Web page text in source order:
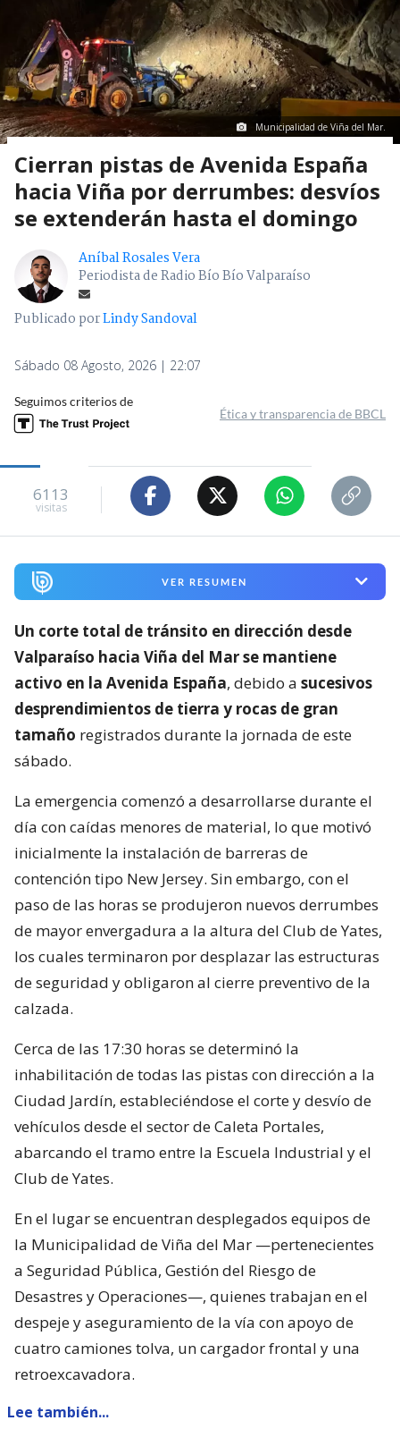
Municipalidad de Viña del Mar.
Cierran pistas de Avenida España
hacia Viña por derrumbes: desvíos
se extenderán hasta el domingo
Aníbal Rosales Vera
Periodista de Radio Bío Bío Valparaíso
Publicado porLindy Sandoval
Sábado 08 Agosto, 2026 | 22:07
Seguimos criterios de
Ética y transparencia de BBCL
6113
visitas
VER RESUMEN
Un corte total de tránsito en dirección desde
Valparaíso hacia Viña del Mar se mantiene
activo en la Avenida España, debido a sucesivos
desprendimientos de tierra y rocas de gran
tamaño registrados durante la jornada de este
sábado.
La emergencia comenzó a desarrollarse durante el
día con caídas menores de material, lo que motivó
inicialmente la instalación de barreras de
contención tipo New Jersey. Sin embargo, con el
paso de las horas se produjeron nuevos derrumbes
de mayor envergadura a la altura del Club de Yates,
los cuales terminaron por desplazar las estructuras
de seguridad y obligaron al cierre preventivo de la
calzada.
Cerca de las 17:30 horas se determinó la
inhabilitación de todas las pistas con dirección a la
Ciudad Jardín, estableciéndose el corte y desvío de
vehículos desde el sector de Caleta Portales,
abarcando el tramo entre la Escuela Industrial y el
Club de Yates.
En el lugar se encuentran desplegados equipos de
la Municipalidad de Viña del Mar —pertenecientes
a Seguridad Pública, Gestión del Riesgo de
Desastres y Operaciones—, quienes trabajan en el
despeje y aseguramiento de la vía con apoyo de
cuatro camiones tolva, un cargador frontal y una
retroexcavadora.
Lee también...